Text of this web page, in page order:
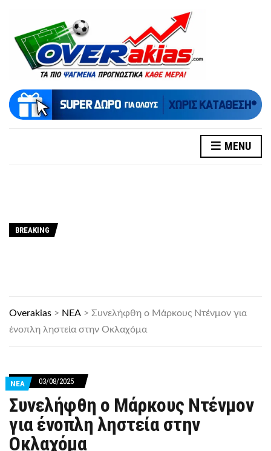
MENU
BREAKING
Overakias > ΝΕΑ > Συνελήφθη ο Μάρκους Ντένμον για
ένοπλη ληστεία στην Οκλαχόμα
ΝΕΑ 03/08/2025
Συνελήφθη ο Μάρκους Ντένμον
για ένοπλη ληστεία στην
Οκλαχόμα